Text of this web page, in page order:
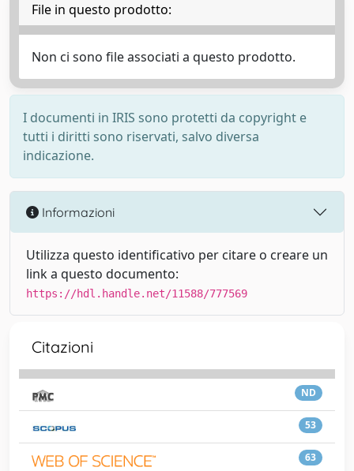
File in questo prodotto:
Non ci sono file associati a questo prodotto.
I documenti in IRIS sono protetti da copyright e
tutti i diritti sono riservati, salvo diversa
indicazione.
Informazioni
Utilizza questo identificativo per citare o creare un
link a questo documento:
https://hdl.handle.net/11588/777569
Citazioni
ND
53
63